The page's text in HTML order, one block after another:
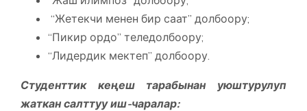
“Жетекчи менен бир саат” долбоору;
“Пикир ордо” теледолбоору;
“Лидердик мектеп” долбоору.
Студенттик кеңеш тарабынан уюштурулуп
жаткан салттуу иш-чаралар: